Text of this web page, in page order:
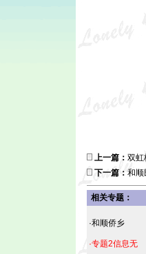
上一篇： 双虹
下一篇： 和顺
相关专题：
·和顺侨乡
·专题2信息无